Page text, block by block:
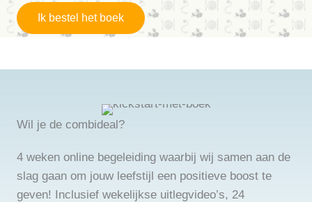
Ik bestel het boek
Wil je de combideal?
4 weken online begeleiding waarbij wij samen aan de
slag gaan om jouw leefstijl een positieve boost te
geven! Inclusief wekelijkse uitlegvideo’s, 24